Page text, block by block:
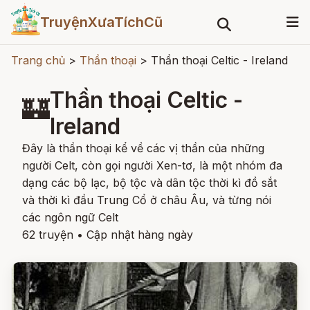
TruyệnXưaTíchCũ
Trang chủ > Thần thoại > Thần thoại Celtic - Ireland
🏰Thần thoại Celtic -
Ireland
Đây là thần thoại kể về các vị thần của những
người Celt, còn gọi người Xen-tơ, là một nhóm đa
dạng các bộ lạc, bộ tộc và dân tộc thời kì đồ sắt
và thời kì đầu Trung Cổ ở châu Âu, và từng nói
các ngôn ngữ Celt
62 truyện • Cập nhật hàng ngày